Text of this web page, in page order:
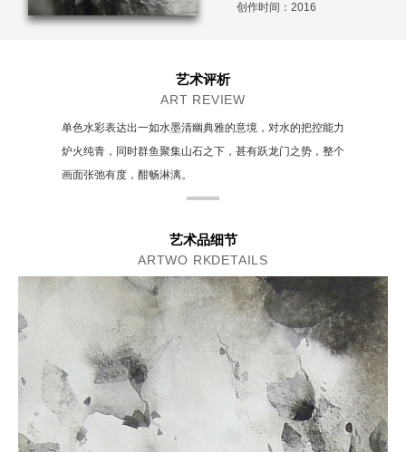
创作时间：2016
艺术评析
ART REVIEW
单色水彩表达出一如水墨清幽典雅的意境，对水的把控能力
炉火纯青，同时群鱼聚集山石之下，甚有跃龙门之势，整个
画面张弛有度，酣畅淋漓。
艺术品细节
ARTWO RKDETAILS